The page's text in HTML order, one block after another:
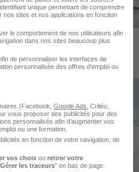
de se former à
unique permettant de comprendre
sites et nos applications en fonction
le comportement de nos utilisateurs afin
dans nos sites beaucoup plus
de personnaliser les interfaces de
personnalisée des offres d'emploi ou
(Facebook, Google Ads , Critéo,
vous proposer des publicités pour des
personnalisés afin d’augmenter vos
ou une formation.
en fonction de votre navigation, de
vos choix ou retirer votre
Gérer les traceurs" en bas de page.